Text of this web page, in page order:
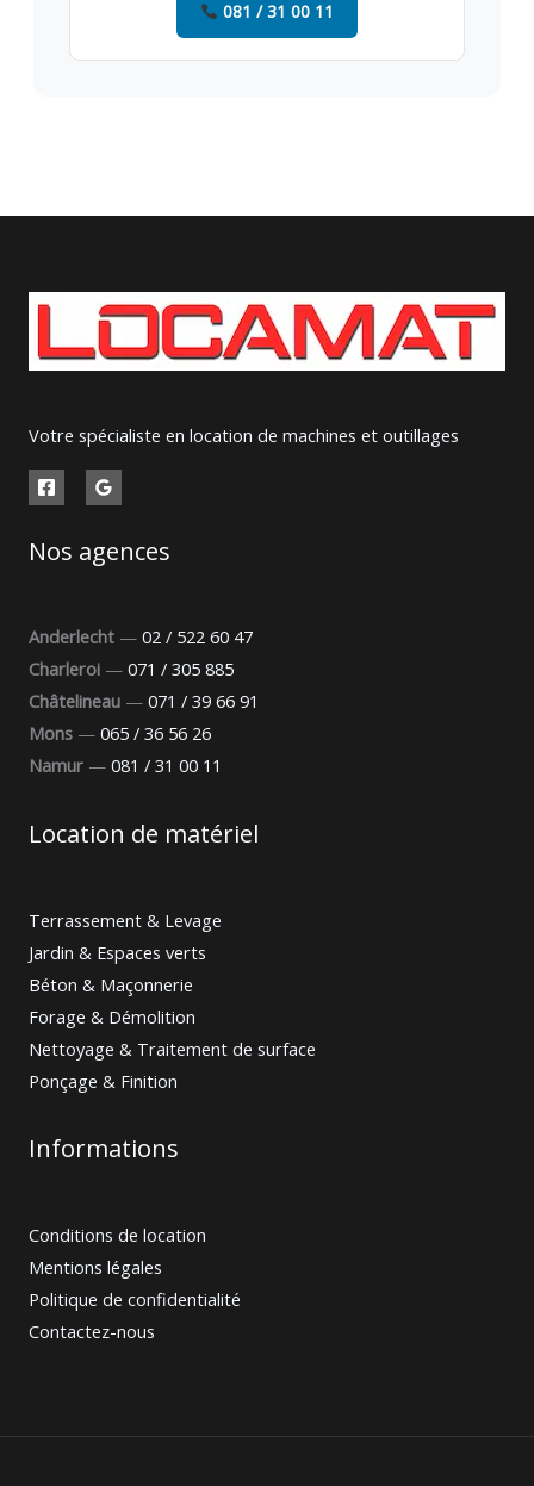
081 / 31 00 11
Votre spécialiste en location de machines et outillages
Nos agences
Anderlecht — 02 / 522 60 47
Charleroi — 071 / 305 885
Châtelineau — 071 / 39 66 91
Mons — 065 / 36 56 26
Namur — 081 / 31 00 11
Location de matériel
Terrassement & Levage
Jardin & Espaces verts
Béton & Maçonnerie
Forage & Démolition
Nettoyage & Traitement de surface
Ponçage & Finition
Informations
Conditions de location
Mentions légales
Politique de confidentialité
Contactez-nous